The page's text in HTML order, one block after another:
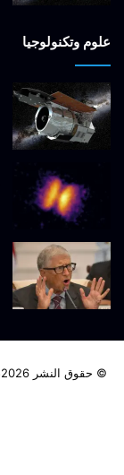
علوم وتكنولوجيا
© حقوق النشر 2026، جميع الحقوق محفوظة لدى موقع دليلي الاخبارية |